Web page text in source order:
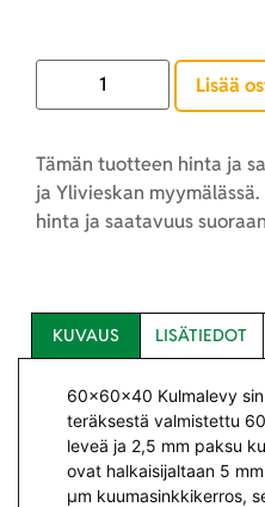
Lisää
Tämän tuotteen hinta ja
ja Ylivieskan
hinta ja saatavuus
KUVAUS LISÄTIEDOT
60x60x40 Kulmalevy
teräksestä valmistettu
leveä ja 2,5 mm paksu
ovat halkaisijaltaan 5
µm kuumasinkkikerros,